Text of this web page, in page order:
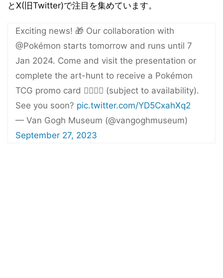
とX(旧Twitter)で注目を集めています。
Exciting news! 🎁 Our collaboration with
@Pokémon starts tomorrow and runs until 7
Jan 2024. Come and visit the presentation or
complete the art-hunt to receive a Pokémon
TCG promo card 🕵️‍♂️🕵️‍♀️ (subject to availability).
See you soon? pic.twitter.com/YD5CxahXq2
— Van Gogh Museum (@vangoghmuseum)
September 27, 2023